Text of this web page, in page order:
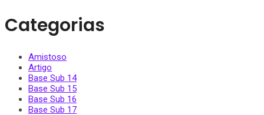
Categorias
Amistoso
Artigo
Base Sub 14
Base Sub 15
Base Sub 16
Base Sub 17